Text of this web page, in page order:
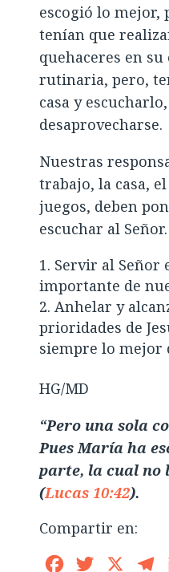
escogió lo mejor,
tenían que
quehaceres en su
rutinaria, pero,
casa y
desaprovecharse.
Nuestras
trabajo, la casa,
juegos, deben
escuchar al Señor.
Servir al Señor
importante de
Anhelar y
prioridades de
siempre lo mejor
HG/MD
“Pero una sola
Pues María ha
parte, la cual no
(Lucas 10:42).
Compartir en:
FacebookTwitter